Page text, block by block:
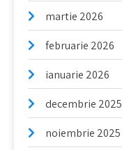
martie 2026
februarie 2026
ianuarie 2026
decembrie 2025
noiembrie 2025